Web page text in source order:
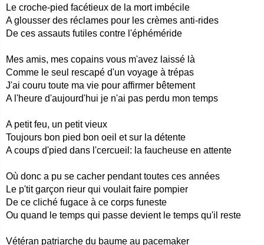
Le croche-pied facétieux de la mort imbécile
A glousser des réclames pour les crèmes anti-rides
De ces assauts futiles contre l'éphéméride
Mes amis, mes copains vous m'avez laissé là
Comme le seul rescapé d'un voyage à trépas
J'ai couru toute ma vie pour affirmer bêtement
A l'heure d'aujourd'hui je n'ai pas perdu mon temps
A petit feu, un petit vieux
Toujours bon pied bon oeil et sur la détente
A coups d'pied dans l'cercueil: la faucheuse en attente
Où donc a pu se cacher pendant toutes ces années
Le p'tit garçon rieur qui voulait faire pompier
De ce cliché fugace à ce corps funeste
Ou quand le temps qui passe devient le temps qu'il reste
Vétéran patriarche du baume au pacemaker